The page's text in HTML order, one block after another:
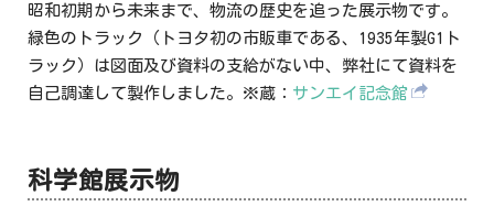
昭和初期から未来まで、物流の歴史を追った展示物です。
緑色のトラック（トヨタ初の市販車である、1935年製G1ト
ラック）は図面及び資料の支給がない中、弊社にて資料を
自己調達して製作しました。※蔵： サンエイ記念館
科学館展示物